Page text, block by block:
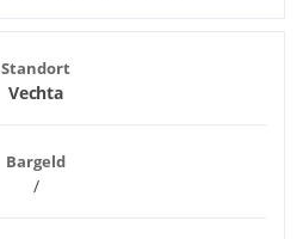
Standort
Vechta
Bargeld
/